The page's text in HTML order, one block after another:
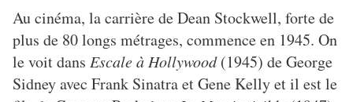
Au cinéma, la carrière de Dean Stockwell, forte de
plus de 80 longs métrages, commence en 1945. On
le voit dans Escale à Hollywood(1945) de George
Sidney avec Frank Sinatra et Gene Kelly et il est le